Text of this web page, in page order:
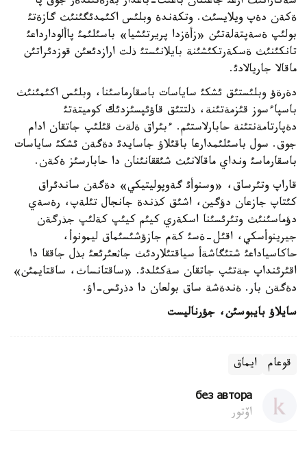
ةكةن دةپ ويلايسئث. وتكةندة وبلئس اكئمدئگئنئث گازةتئ
بولئپ ةسةپتةلةتئن «زأةزدا پريرتئشيا» باسئلئمئ پاألودارداعئ
تانكئنئث ةسكةرتكئشئنة بايلانئستئ ذلت ارازدئعئن قوزدئراتئن
ماقالا جاريالادئ.
دةرةؤ وبلئستئق ئشكئ ساياسات باسقارماسئنا، وبلئس اكئمئنئث
باسپاءسوز قئزمةتئنة، ذلتتئق قاؤئپسئزدئك كوميتةتئ
دةپارتامةنتئنة حابارلاستئم. ءبئراق ةلةث قئلئپ جاتقان ادام
جوق. سول باسئلئمدارعا باقئلاؤ جاسايدئ دةگةن ئشكئ ساياسات
باسقارماسئ ونداي ماقالانئث شئققانئنان دا حابارسئز ةكةن.
قاراپ وتئرساق، «وسنوأئ گةوپوليتيكي» دةگةن ساندئراق
كئتاپ جازعان دؤگين، اشئق كذندة جانجال تئلةپ، رةسةي
دؤماسئنئث وتئرئسئنا اسكةري كيئم كيئپ كةلئپ جذرگةن
جيرينوأسكي، اقئل-ةسئ كةم جازؤشئسئماق ليمونوأ،
حاكاسياداعئ شتئگاشةأ سياقتئلاردئث جاثعئرئعئ بذل جاققا دا
اقئرئنداپ جةتئپ جاتقان سةكئلدئ. «ساقتانساث، ساقتايمئن»
دةگةن بار. ةندةشة ساق بولعان دا دذرئس-اؤ.
سايلاؤ بايبوسئن، جؤرناليست
قوعام ايماق
без автора
اۆتور